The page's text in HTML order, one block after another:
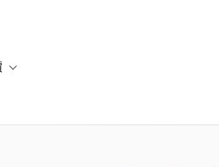
案for 資源
Toggle sub-navigation for 方案與定價